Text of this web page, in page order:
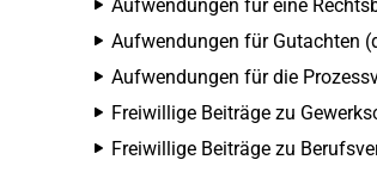
Aufwendungen für eine
Aufwendungen für Gutachten
Aufwendungen für die
Freiwillige Beiträge zu
Freiwillige Beiträge zu